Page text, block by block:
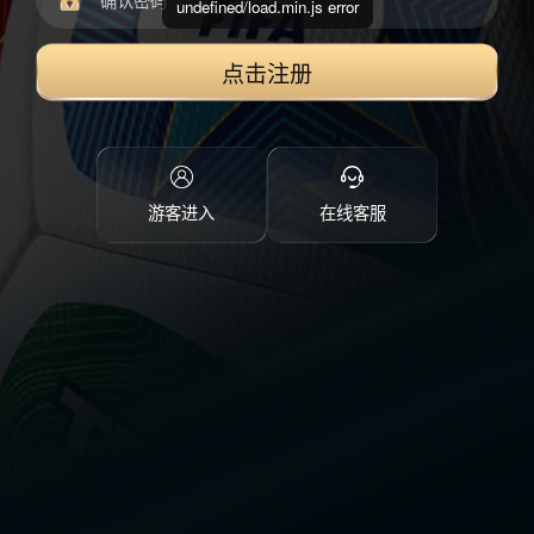
点击注册
游客进入 在线客服
undefined/load.min.js error